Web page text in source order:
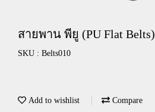
สายพาน พียู (PU Flat Belts)
SKU : Belts010
Add to wishlist Compare